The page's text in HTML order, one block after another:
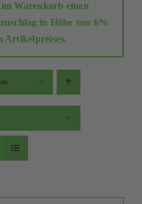
Businesspartner
Shop
Kontakt
Mein Konto
Warenkorb einen
in Höhe von 6%
Artikelpreises.